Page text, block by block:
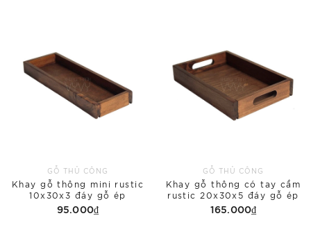
GỖ THỦ CÔNG
Khay gỗ thông mini rustic
10x30x3 đáy gỗ ép
95.000₫
GỖ THỦ CÔNG
Khay gỗ thông có tay cầm
rustic 20x30x5 đáy gỗ ép
165.000₫